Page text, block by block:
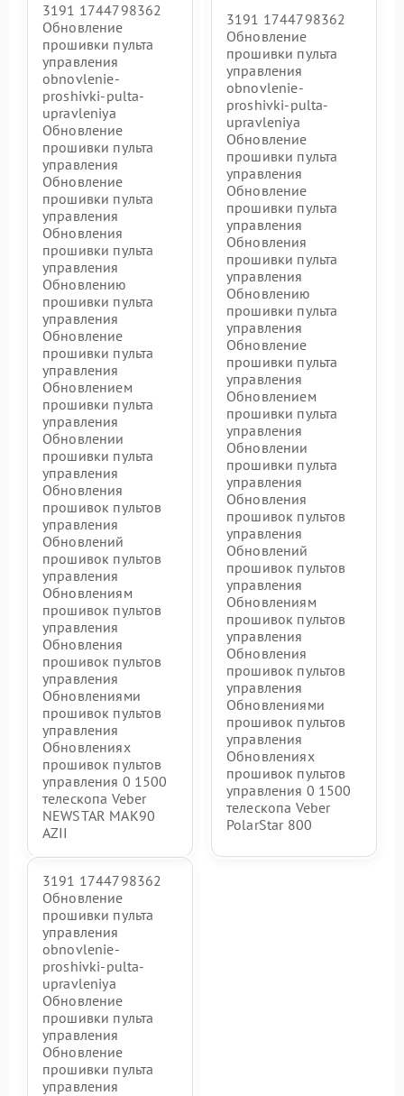
3191 1744798362
Обновление
прошивки пульта
управления
obnovlenie-
proshivki-pulta-
upravleniya
Обновление
прошивки пульта
управления
Обновление
прошивки пульта
управления
Обновления
прошивки пульта
управления
Обновлению
прошивки пульта
управления
Обновление
прошивки пульта
управления
Обновлением
прошивки пульта
управления
Обновлении
прошивки пульта
управления
Обновления
прошивок пультов
управления
Обновлений
прошивок пультов
управления
Обновлениям
прошивок пультов
управления
Обновления
прошивок пультов
управления
Обновлениями
прошивок пультов
управления
Обновлениях
прошивок пультов
управления 0 1500
телескопа Veber
NEWSTAR MAK90
AZII
3191 1744798362
Обновление
прошивки пульта
управления
obnovlenie-
proshivki-pulta-
upravleniya
Обновление
прошивки пульта
управления
Обновление
прошивки пульта
управления
Обновления
прошивки пульта
управления
Обновлению
прошивки пульта
управления
Обновление
прошивки пульта
управления
Обновлением
прошивки пульта
управления
Обновлении
прошивки пульта
управления
Обновления
прошивок пультов
управления
Обновлений
прошивок пультов
управления
Обновлениям
прошивок пультов
управления
Обновления
прошивок пультов
управления
Обновлениями
прошивок пультов
управления
Обновлениях
прошивок пультов
управления 0 1500
телескопа Veber
PolarStar 800
3191 1744798362
Обновление
прошивки пульта
управления
obnovlenie-
proshivki-pulta-
upravleniya
Обновление
прошивки пульта
управления
Обновление
прошивки пульта
управления